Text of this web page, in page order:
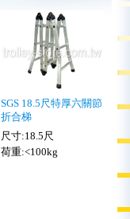
SGS 18.5尺特厚六關節
折合梯
尺寸:18.5尺
荷重:<100kg